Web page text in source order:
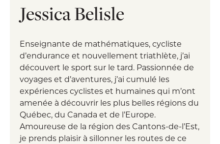
Jessica Belisle
Enseignante de mathématiques, cycliste
d’endurance et nouvellement triathlète, j’ai
découvert le sport sur le tard. Passionnée de
voyages et d’aventures, j’ai cumulé les
expériences cyclistes et humaines qui m’ont
amenée à découvrir les plus belles régions du
Québec, du Canada et de l’Europe.
Amoureuse de la région des Cantons-de-l’Est,
je prends plaisir à sillonner les routes de ce